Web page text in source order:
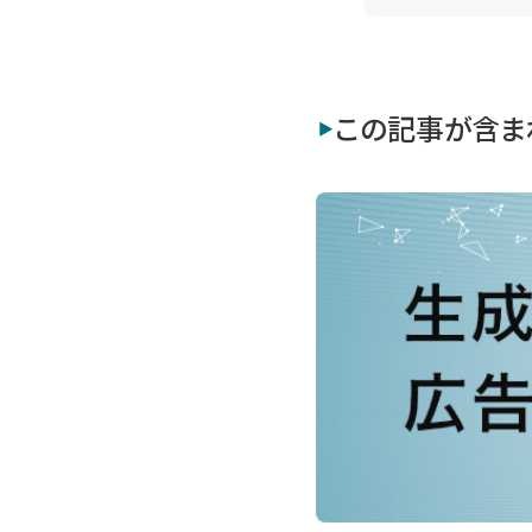
この記事が含